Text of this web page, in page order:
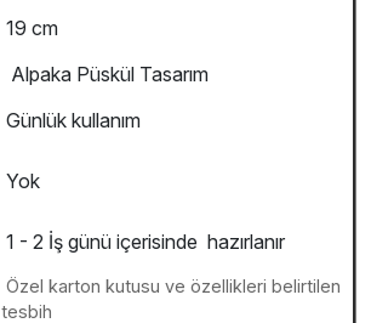
19 cm
Alpaka Püskül Tasarım
Günlük kullanım
Yok
1 - 2 İş günü içerisinde hazırlanır
Özel karton kutusu ve özellikleri belirtilen
tesbih